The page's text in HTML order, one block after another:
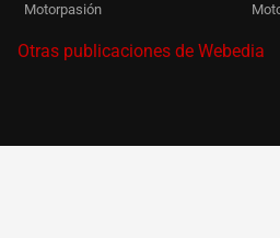
Motorpasión
Otras publicaciones de Webedia